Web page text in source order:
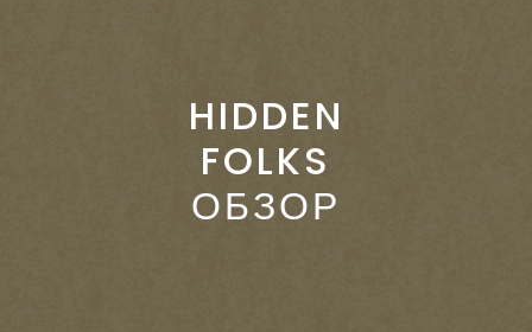
HIDDEN
FOLKS
ОБЗОР